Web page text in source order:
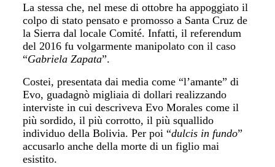
La stessa che, nel mese di ottobre ha appoggiato il
colpo di stato pensato e promosso a Santa Cruz de
la Sierra dal locale Comité. Infatti, il referendum
del 2016 fu volgarmente manipolato con il caso
“Gabriela Zapata”.
Costei, presentata dai media come “l’amante” di
Evo, guadagnò migliaia di dollari realizzando
interviste in cui descriveva Evo Morales come il
più sordido, il più corrotto, il più squallido
individuo della Bolivia. Per poi “dulcis in fundo”
accusarlo anche della morte di un figlio mai
esistito.